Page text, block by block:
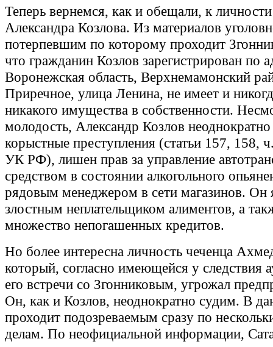
Теперь вернемся, как и обещали, к
Александра Козлова. Из материалов
потерпевшим по которому проходит
что гражданин Козлов зарегистрирован по
Воронежская область, Верхнемамонский
Приречное, улица Ленина, не имеет и
никакого имущества в собственности.
молодость, Александр Козлов
корыстные преступления (статьи 157, 158,
УК РФ), лишен прав за управление
средством в состоянии алкогольного
рядовым менеджером в сети магазинов. Он
злостным неплательщиком алиментов, а
множество непогашенных кредитов.
Но более интересна личность чеченца
который, согласно имеющейся у следствия
его встречи со Згонниковым, угрожал
Он, как и Козлов, неоднократно судим. В
проходит подозреваемым сразу по
делам. По неофициальной информации,